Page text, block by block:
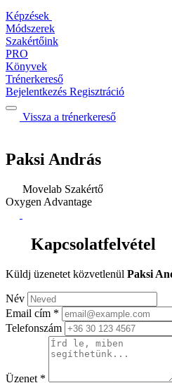
Képzések
Módszerek
Szakértőink
PRO
Könyvek
Trénerkereső
Bejelentkezés Regisztráció
Vissza a trénerkereső
Paksi András
Movelab Szakértő
Oxygen Advantage
Kapcsolatfelvétel
Küldj üzenetet közvetlenül Paksi
Név
Email cím *
Telefonszám
Üzenet *